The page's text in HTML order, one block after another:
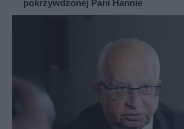
pokrzywdzonej Pani Hannie